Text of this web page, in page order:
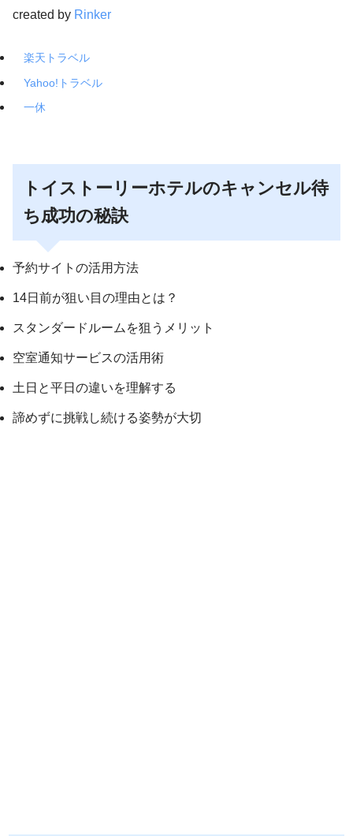
created by Rinker
楽天トラベル
Yahoo!トラベル
一休
トイストーリーホテルのキャンセル待
ち成功の秘訣
予約サイトの活用方法
14日前が狙い目の理由とは？
スタンダードルームを狙うメリット
空室通知サービスの活用術
土日と平日の違いを理解する
諦めずに挑戦し続ける姿勢が大切